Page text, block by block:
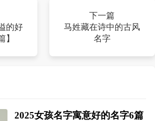
的好
】
下一篇
马姓藏在诗中的古风
名字
2025女孩名字寓意好的名字6篇